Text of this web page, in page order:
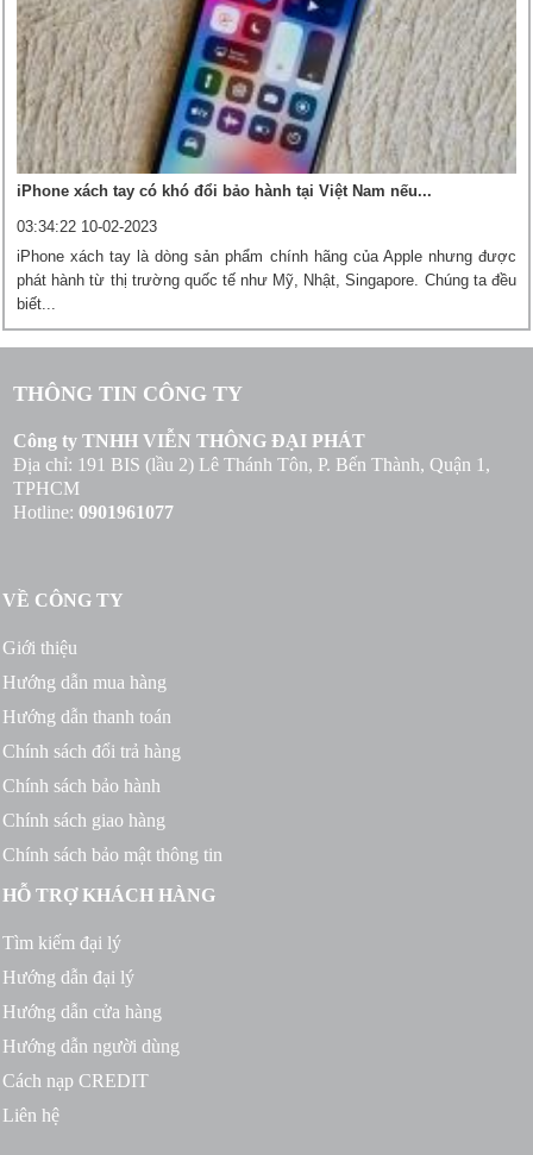
iPhone xách tay có khó đổi bảo hành tại Việt Nam nếu...
03:34:22 10-02-2023
iPhone xách tay là dòng sản phẩm chính hãng của Apple nhưng được
phát hành từ thị trường quốc tế như Mỹ, Nhật, Singapore. Chúng ta đều
biết...
THÔNG TIN CÔNG TY
Công ty TNHH VIỄN THÔNG ĐẠI PHÁT
Địa chỉ: 191 BIS (lầu 2) Lê Thánh Tôn, P. Bến Thành, Quận 1,
TPHCM
Hotline:0901961077
VỀ CÔNG TY
Giới thiệu
Hướng dẫn mua hàng
Hướng dẫn thanh toán
Chính sách đổi trả hàng
Chính sách bảo hành
Chính sách giao hàng
Chính sách bảo mật thông tin
HỖ TRỢ KHÁCH HÀNG
Tìm kiếm đại lý
Hướng dẫn đại lý
Hướng dẫn cửa hàng
Hướng dẫn người dùng
Cách nạp CREDIT
Liên hệ